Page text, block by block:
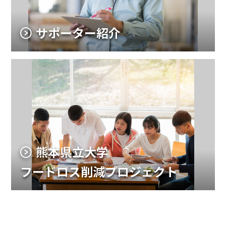
サポーター紹介
熊本県立大学
フードロス削減プロジェクト